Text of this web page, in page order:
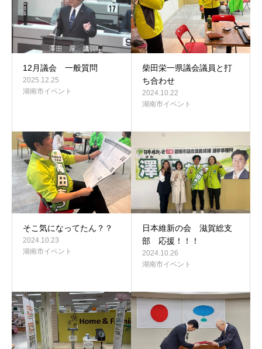
12月議会 一般質問
2025.12.25
湖南市イベント
柴田栄一県議会議員と打
ち合わせ
2024.10.22
湖南市イベント
そこ気になってたん？？
2024.10.23
湖南市イベント
日本維新の会 滋賀総支
部 応援！！！
2024.10.26
湖南市イベント